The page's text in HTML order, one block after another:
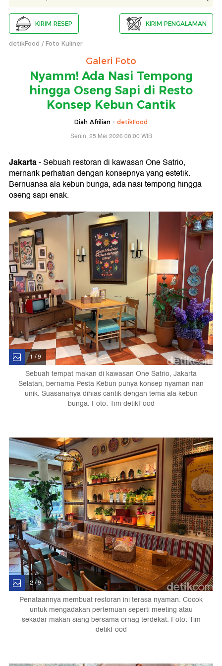
KIRIM RESEP KIRIM PENGALAMAN
detikFood Foto Kuliner
Galeri Foto
Nyamm! Ada Nasi Tempong
hingga Oseng Sapi di Resto
Konsep Kebun Cantik
Diah Afrilian - detikFood
Senin, 25 Mei 2026 08:00 WIB
Jakarta- Sebuah restoran di kawasan One Satrio,
mernarik perhatian dengan konsepnya yang estetik.
Bernuansa ala kebun bunga, ada nasi tempong hingga
oseng sapi enak.
1 / 9
Sebuah tempat makan di kawasan One Satrio, Jakarta
Selatan, bernama Pesta Kebun punya konsep nyaman nan
unik. Suasananya dihias cantik dengan tema ala kebun
bunga. Foto: Tim detikFood
2 / 9
Penataannya membuat restoran ini terasa nyaman. Cocok
untuk mengadakan pertemuan seperti meeting atau
sekadar makan siang bersama ornag terdekat. Foto: Tim
detikFood